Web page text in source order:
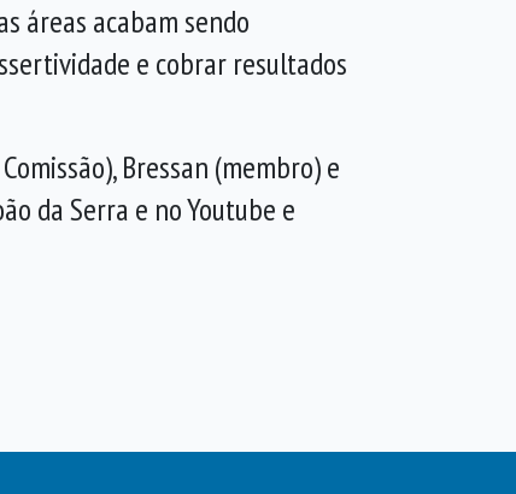
áreas acabam sendo
e cobrar resultados
Bressan (membro) e
da Serra e no Youtube e